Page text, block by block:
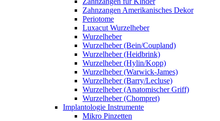
Zahnzangen Amerikanisches Dekor
Periotome
Luxacut Wurzelheber
Wurzelheber
Wurzelheber (Bein/Coupland)
Wurzelheber (Heidbrink)
Wurzelheber (Hylin/Kopp)
Wurzelheber (Warwick-James)
Wurzelheber (Barry/Lecluse)
Wurzelheber (Anatomischer Griff)
Wurzelheber (Chompret)
Implantologie Instrumente
Mikro Pinzetten